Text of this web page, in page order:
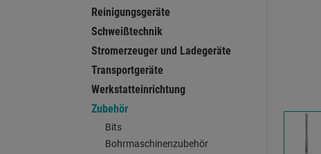
Reinigungsgeräte
Schweißtechnik
Stromerzeuger und Ladegeräte
Transportgeräte
Werkstatteinrichtung
Zubehör
Bits
Bohrmaschinenzubehör